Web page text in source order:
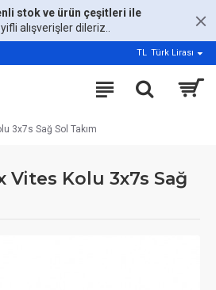
stok ve ürün çeşitleri ile
alışverişler dileriz..
TL Türk Lirası
3x7s Sağ Sol Takım
Vites Kolu 3x7s Sağ